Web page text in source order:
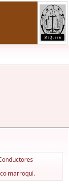
marroquí.